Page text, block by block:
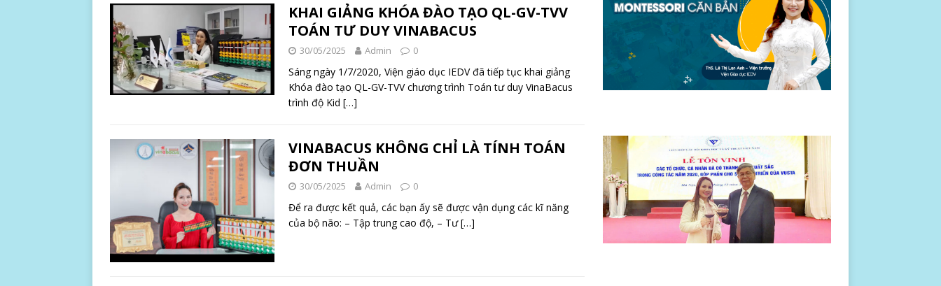
KHAI GIẢNG KHÓA ĐÀO TẠO QL-GV-TVV
TOÁN TƯ DUY VINABACUS
30/05/2025 Admin 0
Sáng ngày 1/7/2020, Viện giáo dục IEDV đã tiếp tục khai giảng
Khóa đào tạo QL-GV-TVV chương trình Toán tư duy VinaBacus
trình độ Kid […]
VINABACUS KHÔNG CHỈ LÀ TÍNH TOÁN
ĐƠN THUẦN
30/05/2025 Admin 0
Để ra được kết quả, các bạn ấy sẽ được vận dụng các kĩ năng
của bộ não: – Tập trung cao độ, – Tư[…]